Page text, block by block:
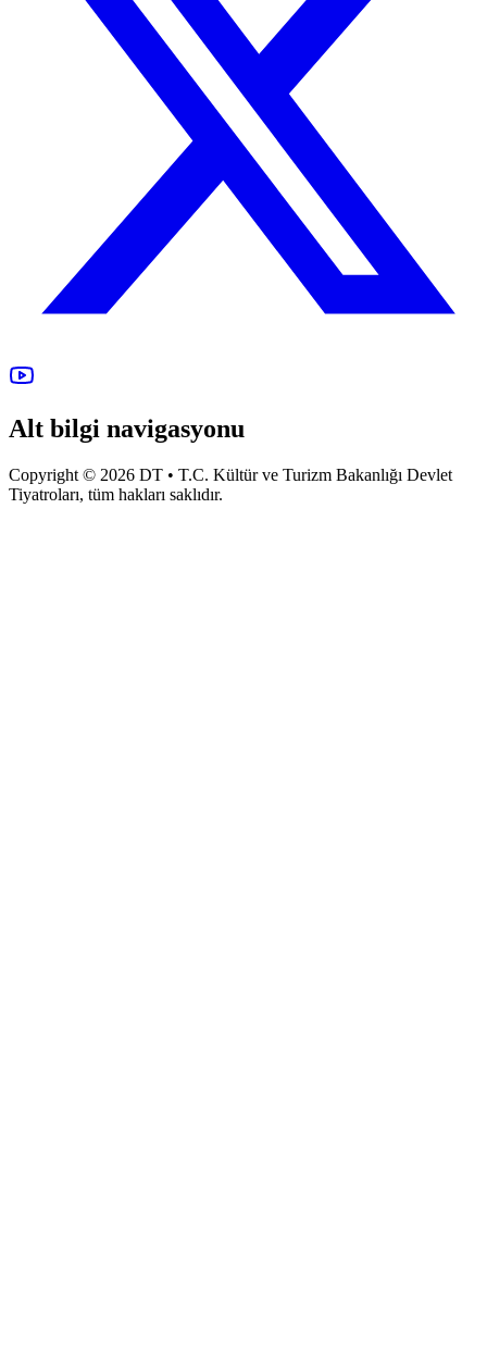
Alt bilgi navigasyonu
Copyright © 2026 DT • T.C. Kültür ve Turizm Bakanlığı Devlet
Tiyatroları, tüm hakları saklıdır.